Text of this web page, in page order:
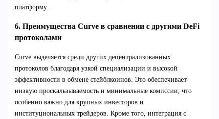
платформу.
6. Преимущества Curve в сравнении с другими DeFi
протоколами
Curve выделяется среди других децентрализованных
протоколов благодаря узкой специализации и высокой
эффективности в обмене стейблкоинов. Это обеспечивает
низкую проскальзываемость и минимальные комиссии, что
особенно важно для крупных инвесторов и
институциональных трейдеров. Кроме того, интеграция с